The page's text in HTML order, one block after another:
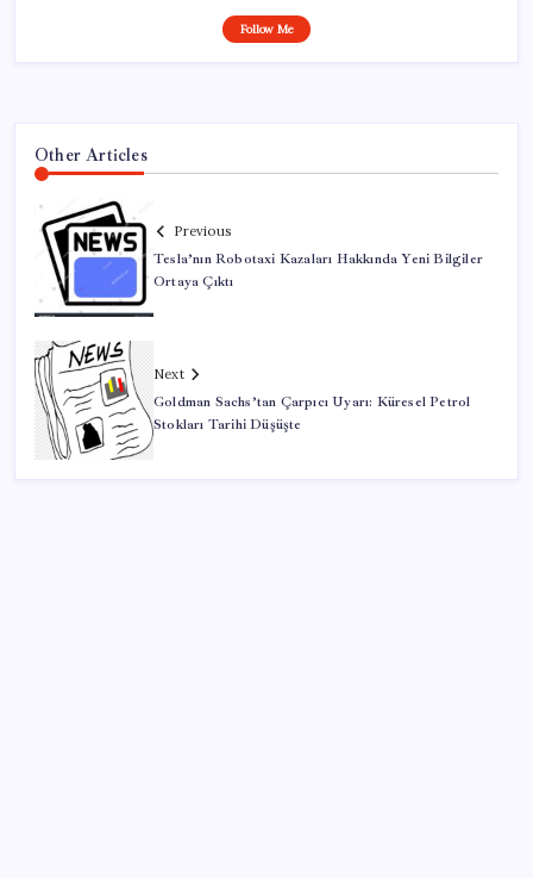
Follow Me
Other Articles
Previous
Tesla’nın Robotaxi Kazaları Hakkında Yeni Bilgiler
Ortaya Çıktı
Next
Goldman Sachs’tan Çarpıcı Uyarı: Küresel Petrol
Stokları Tarihi Düşüşte